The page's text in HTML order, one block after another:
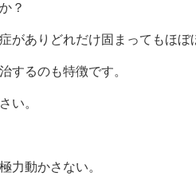
？
がありどれだけ固まってもほぼ
するのも特徴です。
い。
力動かさない。